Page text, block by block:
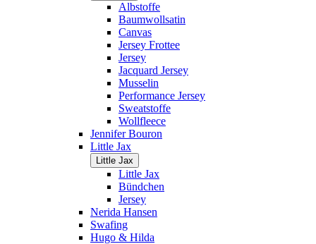
Albstoffe
Baumwollsatin
Canvas
Jersey Frottee
Jersey
Jacquard Jersey
Musselin
Performance Jersey
Sweatstoffe
Wollfleece
Jennifer Bouron
Little Jax
Little Jax
Little Jax
Bündchen
Jersey
Nerida Hansen
Swafing
Hugo & Hilda